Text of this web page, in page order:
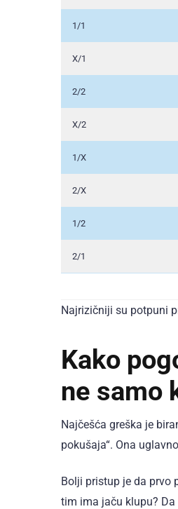
1/1
X/1
2/2
X/2
1/X
2/X
1/2
2/1
Najrizičniji su potpuni
Kako
ne samo
Najčešća greška je
pokušaja“. Ona
Bolji pristup je da prvo
tim ima jaču klupu?